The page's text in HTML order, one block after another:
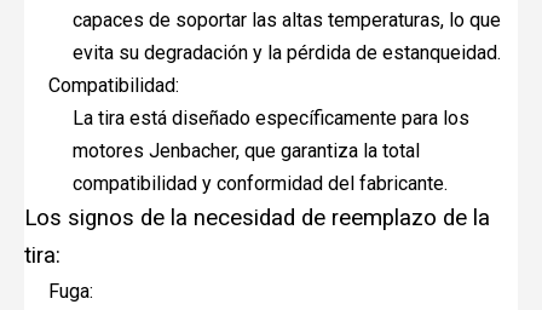
capaces de soportar las altas temperaturas, lo que
evita su degradación y la pérdida de estanqueidad.
Compatibilidad:
La tira está diseñado específicamente para los
motores Jenbacher, que garantiza la total
compatibilidad y conformidad del fabricante.
Los signos de la necesidad de reemplazo de la
tira:
Fuga: